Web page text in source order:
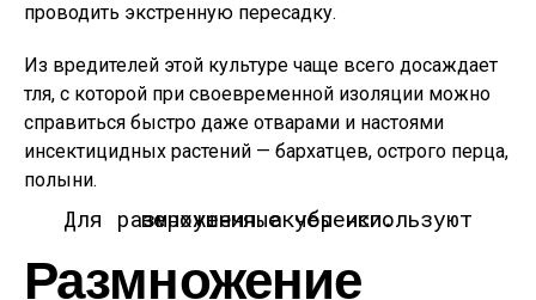
проводить экстренную пересадку.
Из вредителей этой культуре чаще всего досаждает
тля, с которой при своевременной изоляции можно
справиться быстро даже отварами и настоями
инсектицидных растений — бархатцев, острого перца,
полыни.
Для размножения акубы используют верхушечные черенки.
Размножение